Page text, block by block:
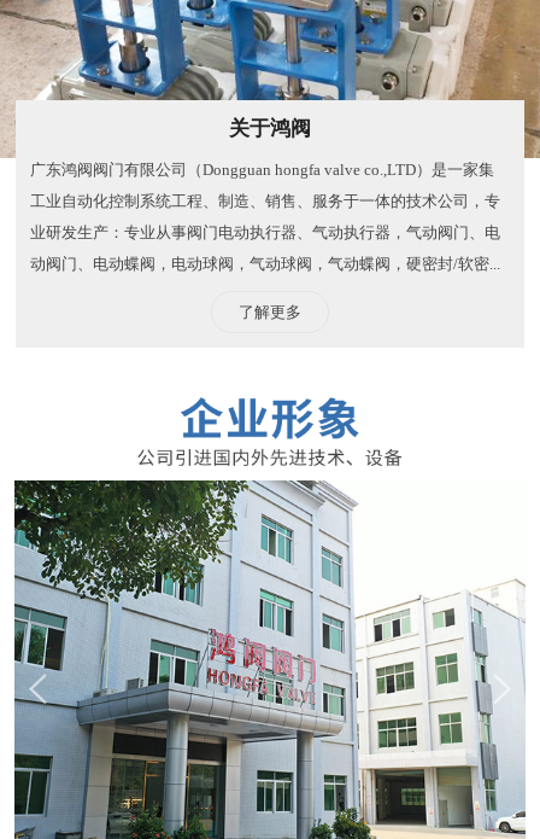
关于鸿阀
广东鸿阀阀门有限公司（Dongguan hongfa valve co.,LTD）是一家集
工业自动化控制系统工程、制造、销售、服务于一体的技术公司，专
业研发生产：专业从事阀门电动执行器、气动执行器，气动阀门、电
动阀门、电动蝶阀，电动球阀，气动球阀，气动蝶阀，硬密封/软密...
了解更多